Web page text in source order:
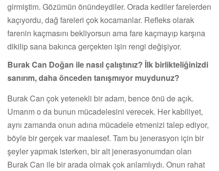
girmiştim. Gözümün önündeydiler. Orada kediler farelerden
kaçıyordu, dağ fareleri çok kocamanlar. Refleks olarak
farenin kaçmasını bekliyorsun ama fare kaçmayıp karşına
dikilip sana bakınca gerçekten işin rengi değişiyor.
Burak Can Doğan ile nasıl çalıştınız? İlk birlikteliğinizdi
sanırım, daha önceden tanışmıyor muydunuz?
Burak Can çok yetenekli bir adam, bence önü de açık.
Umarım o da bunun mücadelesini verecek. Her kabiliyet,
aynı zamanda onun adına mücadele etmenizi talep ediyor,
böyle bir gerçek var maalesef. Tam bu jenerasyon için bir
şeyler yapmak isterken, bir alt jenerasyonumdan olan
Burak Can ile bir arada olmak çok anlamlıydı. Onun rahat